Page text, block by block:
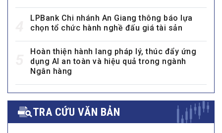
LPBank Chi nhánh An Giang thông báo lựa
chọn tổ chức hành nghề đấu giá tài sản
Hoàn thiện hành lang pháp lý, thúc đẩy ứng
dụng AI an toàn và hiệu quả trong ngành
Ngân hàng
TRA CỨU VĂN BẢN